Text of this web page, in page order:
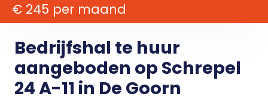
€ 245 per maand
Bedrijfshal te huur
aangeboden op Schrepel
24 A-11 in De Goorn